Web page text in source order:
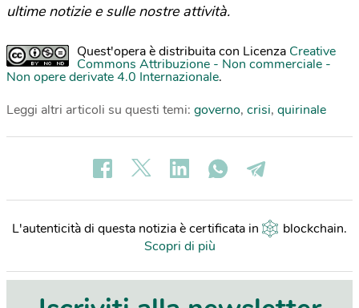
ultime notizie e sulle nostre attività.
Quest'opera è distribuita con Licenza Creative
Commons Attribuzione - Non commerciale -
Non opere derivate 4.0 Internazionale.
Leggi altri articoli su questi temi: governo, crisi, quirinale
L'autenticità di questa notizia è certificata in blockchain.
Scopri di più